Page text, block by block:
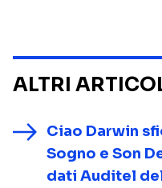
ALTRI
Ciao Darwin
Sogno e Son
dati Auditel